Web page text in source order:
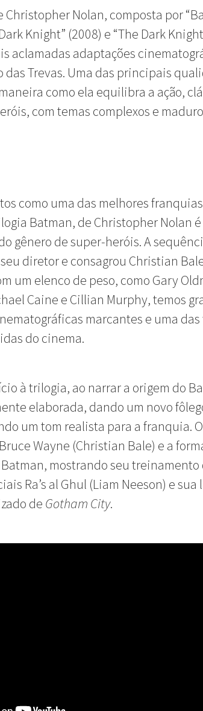
Christopher Nolan, composta por
Knight” (2008) e “The Dark
aclamadas adaptações
das Trevas. Uma das principais
como ela equilibra a ação,
com temas complexos e
como uma das melhores
Batman, de Christopher Nolan
gênero de super-heróis. A
diretor e consagrou Christian
um elenco de peso, como Gary
Caine e Cillian Murphy, temos
marcantes e uma
do cinema.
à trilogia, ao narrar a origem do
elaborada, dando um novo
um tom realista para a franquia.
Wayne (Christian Bale) e a
mostrando seu treinamento
Ra’s al Ghul (Liam Neeson) e sua
de Gotham City.